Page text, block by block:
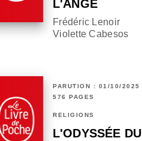
L'ANGE
Frédéric Lenoir
Violette Cabesos
PARUTION : 01/10/2025
576 PAGES
RELIGIONS
L'ODYSSÉE DU